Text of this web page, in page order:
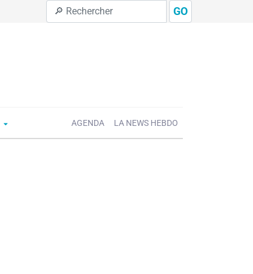
GO
AGENDA LA NEWS HEBDO